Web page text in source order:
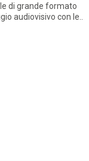
di grande formato
audiovisivo con le..